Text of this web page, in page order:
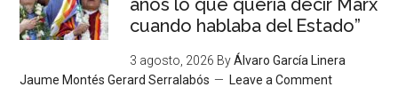
años lo que quería decir Marx
cuando hablaba del Estado”
3 agosto, 2026 ByÁlvaro García Linera
Jaume Montés Gerard Serralabós
Leave a Comment